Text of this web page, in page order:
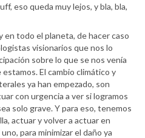
eso queda muy lejos, y bla, bla,
en todo el planeta, de hacer caso
visionarios que nos lo
sobre lo que se nos venía
El cambio climático y
ya han empezado, son
con urgencia a ver si logramos
solo grave. Y para eso, tenemos
actuar y volver a actuar en
para minimizar el daño ya